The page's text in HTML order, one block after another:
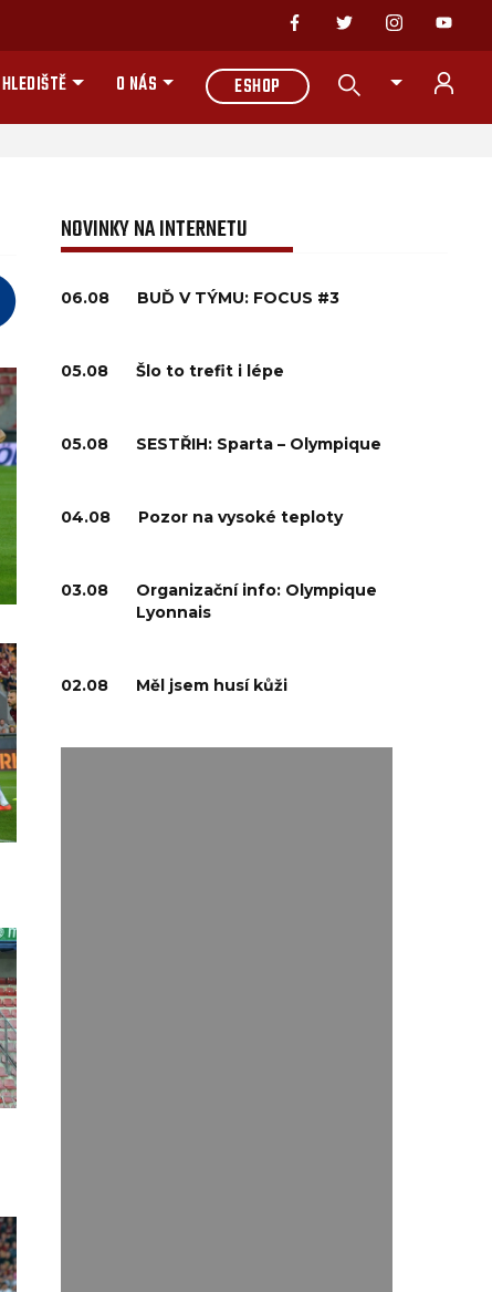
O NÁS ESHOP
NOVINKY NA INTERNETU
06.08 BUĎ V TÝMU: FOCUS #3
05.08 Šlo to trefit i lépe
05.08 SESTŘIH: Sparta – Olympique
04.08 Pozor na vysoké teploty
03.08
Organizační info: Olympique
Lyonnais
02.08 Měl jsem husí kůži